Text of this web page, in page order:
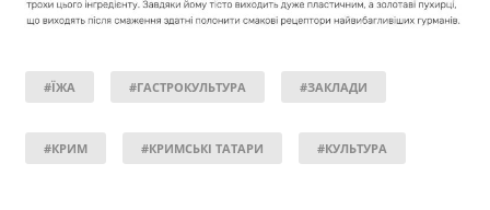
#ЇЖА #ГАСТРОКУЛЬТУРА #ЗАКЛАДИ
#КРИМ #КРИМСЬКІ ТАТАРИ #КУЛЬТУРА